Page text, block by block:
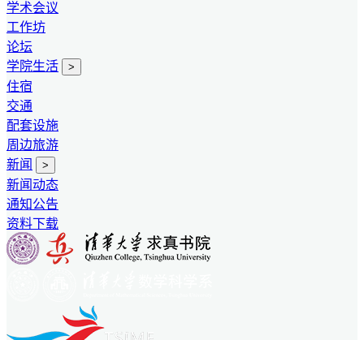
学术会议
工作坊
论坛
学院生活
>
住宿
交通
配套设施
周边旅游
新闻
>
新闻动态
通知公告
资料下载